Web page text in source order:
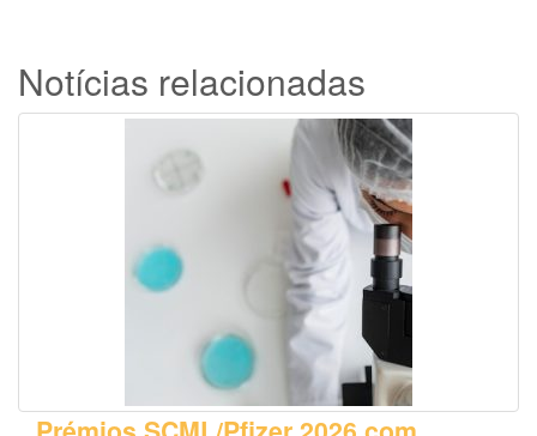
Notícias relacionadas